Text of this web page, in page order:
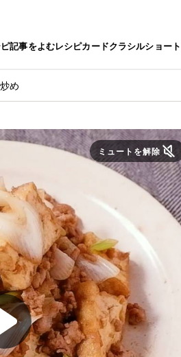
記事をよむレシピカードクラシルショート
め
ミュートを解除